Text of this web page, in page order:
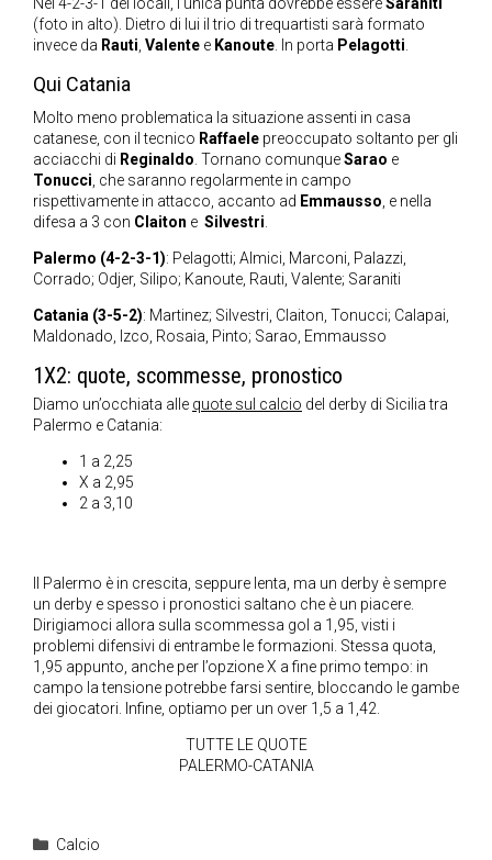
Nel 4-2-3-1 dei locali, l’unica punta dovrebbe essereSaraniti
(foto in alto). Dietro di lui il trio di trequartisti sarà formato
invece da Rauti, Valente e Kanoute. In porta Pelagotti.
Qui Catania
Molto meno problematica la situazione assenti in casa
catanese, con il tecnico Raffaele preoccupato soltanto per gli
acciacchi di Reginaldo. Tornano comunqueSarao e
Tonucci, che saranno regolarmente in campo
rispettivamente in attacco, accanto ad Emmausso, e nella
difesa a 3 con Claiton e Silvestri.
Palermo (4-2-3-1): Pelagotti; Almici, Marconi, Palazzi,
Corrado; Odjer, Silipo; Kanoute, Rauti, Valente; Saraniti
Catania (3-5-2): Martinez; Silvestri, Claiton, Tonucci; Calapai,
Maldonado, Izco, Rosaia, Pinto; Sarao, Emmausso
1X2: quote, scommesse, pronostico
Diamo un’occhiata alle quote sul calcio del derby di Sicilia tra
Palermo e Catania:
1 a 2,25
X a 2,95
2 a 3,10
Il Palermo è in crescita, seppure lenta, ma un derby è sempre
un derby e spesso i pronostici saltano che è un piacere.
Dirigiamoci allora sulla scommessa gol a 1,95, visti i
problemi difensivi di entrambe le formazioni. Stessa quota,
1,95 appunto, anche per l’opzione X a fine primo tempo: in
campo la tensione potrebbe farsi sentire, bloccando le gambe
dei giocatori. Infine, optiamo per un over 1,5 a 1,42.
TUTTE LE QUOTE
PALERMO-CATANIA
Categorie
Calcio